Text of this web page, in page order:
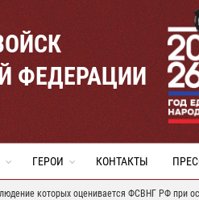
ФЕДЕРАЦИИ
ГЕРОИ КОНТАКТЫ
которых оценивается ФСВНГ РФ при